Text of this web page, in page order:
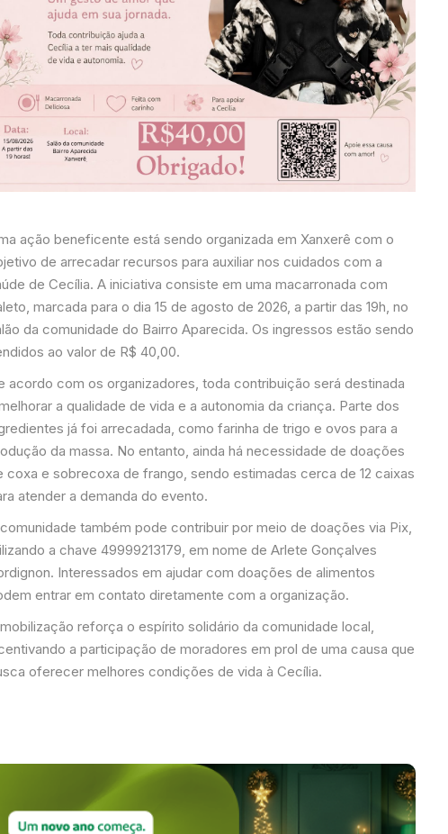
ação beneficente está sendo organizada em Xanxerê com o
de arrecadar recursos para auxiliar nos cuidados com a
de Cecília. A iniciativa consiste em uma macarronada com
marcada para o dia 15 de agosto de 2026, a partir das 19h, no
da comunidade do Bairro Aparecida. Os ingressos estão sendo
ao valor de R$ 40,00.
acordo com os organizadores, toda contribuição será destinada
a qualidade de vida e a autonomia da criança. Parte dos
já foi arrecadada, como farinha de trigo e ovos para a
da massa. No entanto, ainda há necessidade de doações
coxa e sobrecoxa de frango, sendo estimadas cerca de 12 caixas
atender a demanda do evento.
também pode contribuir por meio de doações via Pix,
a chave 49999213179, em nome de Arlete Gonçalves
Interessados em ajudar com doações de alimentos
entrar em contato diretamente com a organização.
reforça o espírito solidário da comunidade local,
a participação de moradores em prol de uma causa que
oferecer melhores condições de vida à Cecília.